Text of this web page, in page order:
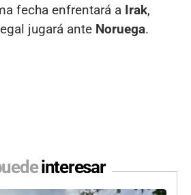
fecha enfrentará a Irak,
jugará ante Noruega.
interesar